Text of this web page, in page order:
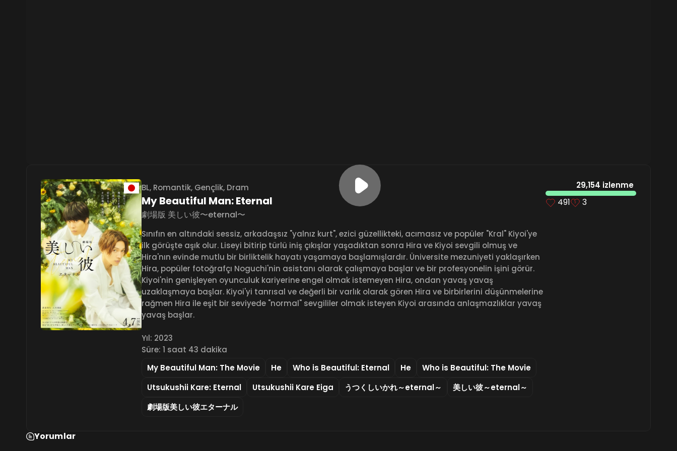
BL, Romantik, Gençlik, Dram
My Beautiful Man: Eternal
劇場版 美しい彼〜eternal〜
Sınıfın en altındaki sessiz, arkadaşsız "yalnız kurt", ezici güzellikteki, acımasız ve popüler "Kral" Kiyoi'ye
ilk görüşte aşık olur. Liseyi bitirip türlü iniş çıkışlar yaşadıktan sonra Hira ve Kiyoi sevgili olmuş ve
Hira'nın evinde mutlu bir birliktelik hayatı yaşamaya başlamışlardır. Üniversite mezuniyeti yaklaşırken
Hira, popüler fotoğrafçı Noguchi'nin asistanı olarak çalışmaya başlar ve bir profesyonelin işini görür.
Kiyoi'nin genişleyen oyunculuk kariyerine engel olmak istemeyen Hira, ondan yavaş yavaş
uzaklaşmaya başlar. Kiyoi'yi tanrısal ve değerli bir varlık olarak gören Hira ve birbirlerini düşünmelerine
rağmen Hira ile eşit bir seviyede "normal" sevgililer olmak isteyen Kiyoi arasında anlaşmazlıklar yavaş
yavaş başlar.
Yıl: 2023
Süre: 1 saat 43 dakika
My Beautiful Man: The Movie
He Who is Beautiful: Eternal He
Who is Beautiful: The Movie
Utsukushii Kare: Eternal
Utsukushii Kare Eiga うつくしいかれ～eternal～
美しい彼～eternal～
劇場版美しい彼エターナル
29,154 izlenme
491 3
Yorumlar